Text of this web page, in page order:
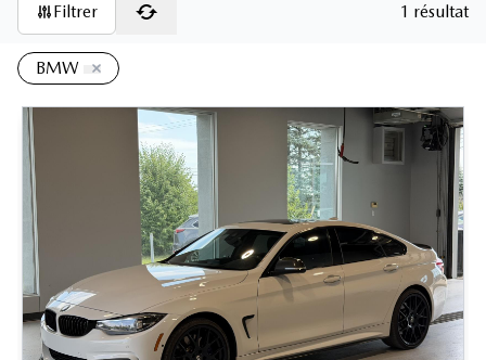
Filtrer 1 résultat
BMW